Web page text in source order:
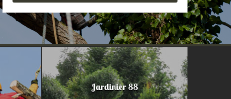
Jardinier 88